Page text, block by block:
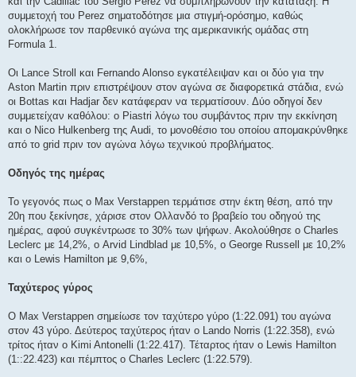
συμμετοχή του Perez σηματοδότησε μια στιγμή-ορόσημο, καθώς
ολοκλήρωσε τον παρθενικό αγώνα της αμερικανικής ομάδας στη
Formula 1.
Οι Lance Stroll και Fernando Alonso εγκατέλειψαν και οι δύο για την
Aston Martin πριν επιστρέψουν στον αγώνα σε διαφορετικά στάδια, ενώ
οι Bottas και Hadjar δεν κατάφεραν να τερματίσουν. Δύο οδηγοί δεν
συμμετείχαν καθόλου: ο Piastri λόγω του συμβάντος πριν την εκκίνηση
και ο Nico Hulkenberg της Audi, το μονοθέσιο του οποίου απομακρύνθηκε
από το grid πριν τον αγώνα λόγω τεχνικού προβλήματος.
Οδηγός της ημέρας
Το γεγονός πως ο Max Verstappen τερμάτισε στην έκτη θέση, από την
20η που ξεκίνησε, χάρισε στον Ολλανδό το βραβείο του οδηγού της
ημέρας, αφού συγκέντρωσε το 30% των ψήφων. Ακολούθησε ο Charles
Leclerc με 14,2%, ο Arvid Lindblad με 10,5%, ο George Russell με 10,2%
και ο Lewis Hamilton με 9,6%,
Ταχύτερος γύρος
Ο Max Verstappen σημείωσε τον ταχύτερο γύρο (1:22.091) του αγώνα
στον 43 γύρο. Δεύτερος ταχύτερος ήταν ο Lando Norris (1:22.358), ενώ
τρίτος ήταν ο Kimi Antonelli (1:22.417). Τέταρτος ήταν ο Lewis Hamilton
(1::22.423) και πέμπτος ο Charles Leclerc (1:22.579).